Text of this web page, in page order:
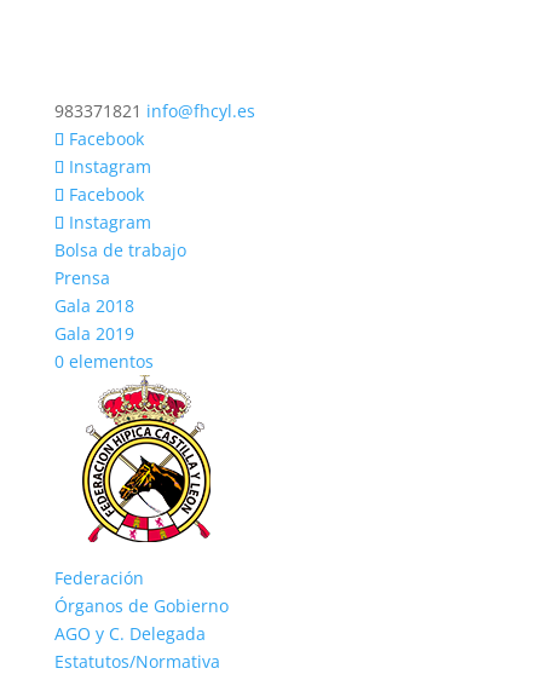
983371821 info@fhcyl.es
Facebook
Instagram
Facebook
Instagram
Bolsa de trabajo
Prensa
Gala 2018
Gala 2019
0 elementos
Federación
Órganos de Gobierno
AGO y C. Delegada
Estatutos/Normativa